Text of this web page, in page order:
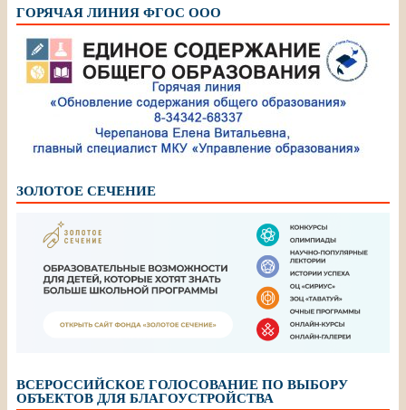
ГОРЯЧАЯ ЛИНИЯ ФГОС ООО
ЗОЛОТОЕ СЕЧЕНИЕ
ВСЕРОССИЙСКОЕ ГОЛОСОВАНИЕ ПО ВЫБОРУ
ОБЪЕКТОВ ДЛЯ БЛАГОУСТРОЙСТВА